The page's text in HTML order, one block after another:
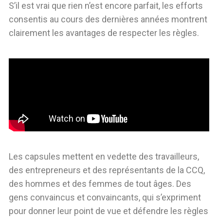
S’il est vrai que rien n’est encore parfait, les efforts
consentis au cours des dernières années montrent
clairement les avantages de respecter les règles.
Les capsules mettent en vedette des travailleurs,
des entrepreneurs et des représentants de la CCQ,
des hommes et des femmes de tout âges. Des
gens convaincus et convaincants, qui s’expriment
pour donner leur point de vue et défendre les règles